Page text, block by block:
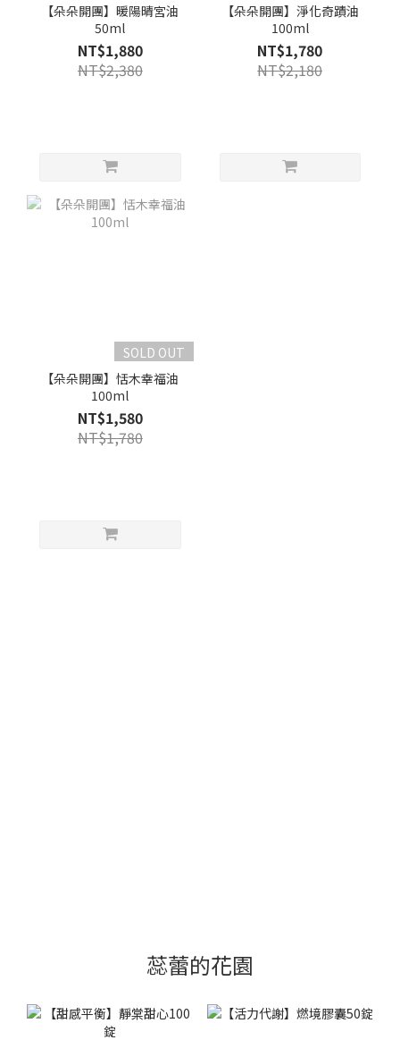
【朵朵開團】暖陽晴宮油
50ml
NT$1,880
NT$2,380
【朵朵開團】淨化奇蹟油
100ml
NT$1,780
NT$2,180
SOLD OUT
【朵朵開團】恬木幸福油
100ml
NT$1,580
NT$1,780
蕊蕾的花園